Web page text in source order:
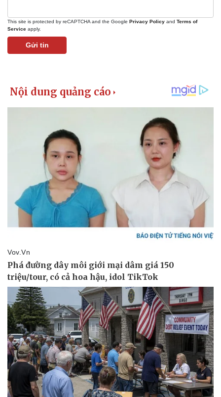
Doanh nghiệp
Thông tin doanh nghiệp
Doanh nghiệp 24h
Công nghệ
Sức khỏe
Dinh dưỡng - món ngon
Cây thuốc
Đời sống
Nhà đẹp
Blog
This site is protected by reCAPTCHA and the Google Privacy Policy and Terms of
Service apply.
Gửi tin